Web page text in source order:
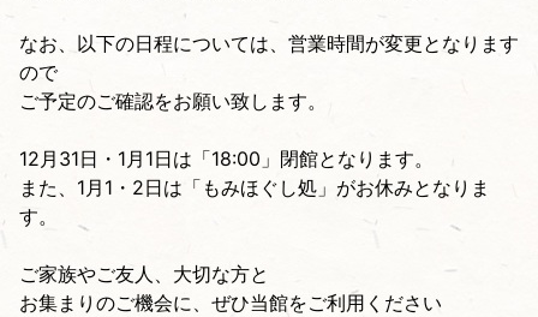
なお、以下の日程については、営業時間が変更となります
ので
ご予定のご確認をお願い致します。
12月31日・1月1日は「18:00」閉館となります。
また、1月1・2日は「もみほぐし処」がお休みとなりま
す。
ご家族やご友人、大切な方と
お集まりのご機会に、ぜひ当館をご利用ください